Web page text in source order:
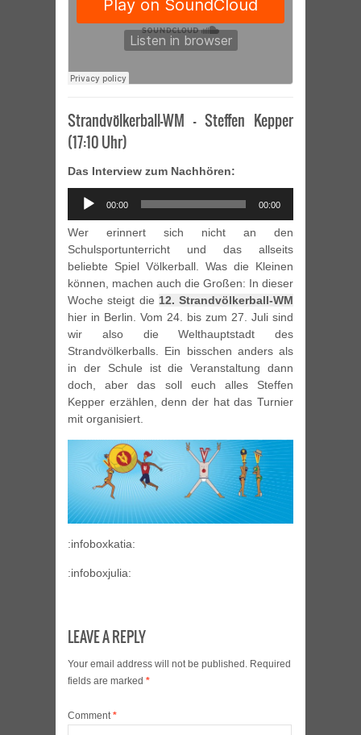
Strandvölkerball-WM – Steffen Kepper
(17:10 Uhr)
Das Interview zum Nachhören:
Audio
Player
00:00 00:00
Wer erinnert sich nicht an den
Schulsportunterricht und das allseits
beliebte Spiel Völkerball. Was die Kleinen
können, machen auch die Großen: In dieser
Woche steigt die 12. Strandvölkerball-WM
hier in Berlin. Vom 24. bis zum 27. Juli sind
wir also die Welthauptstadt des
Strandvölkerballs. Ein bisschen anders als
in der Schule ist die Veranstaltung dann
doch, aber das soll euch alles Steffen
Kepper erzählen, denn der hat das Turnier
mit organisiert.
:infoboxkatia:
:infoboxjulia:
LEAVE A REPLY
Your email address will not be published. Required
fields are marked *
Comment *